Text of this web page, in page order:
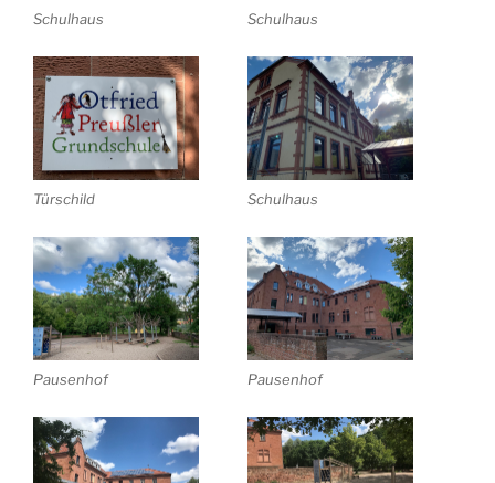
Schulhaus Schulhaus
Türschild Schulhaus
Pausenhof Pausenhof